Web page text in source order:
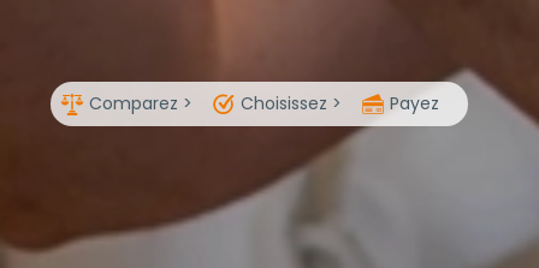
Comparez > Choisissez > Payez